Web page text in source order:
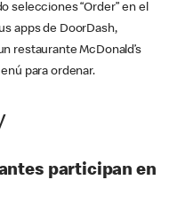
selecciones “Order” en el
apps de DoorDash,
restaurante McDonald’s
para ordenar.
participan en